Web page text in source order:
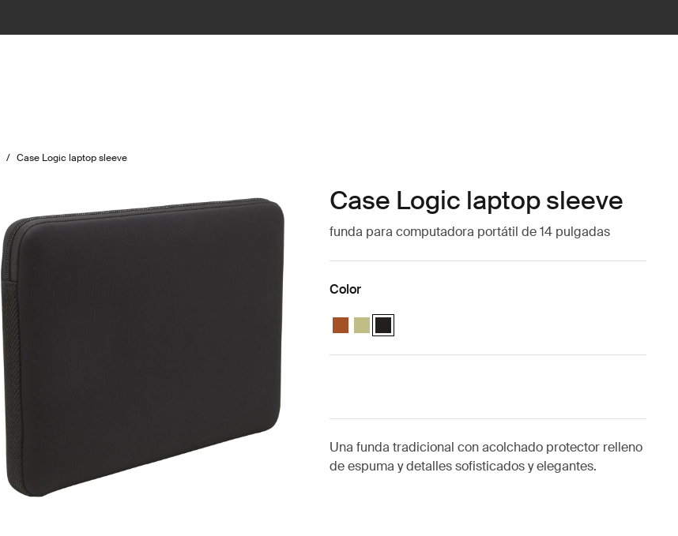
/ Case Logic laptop sleeve
Case Logic laptop sleeve
funda para computadora portátil de 14 pulgadas
Color
Case Logic 14" laptop sleeve Rustic Amber
Case Logic 14" laptop sleeve Dill
Case Logic 14" laptop sleeve Negro (selected)
Una funda tradicional con acolchado protector relleno
de espuma y detalles sofisticados y elegantes.